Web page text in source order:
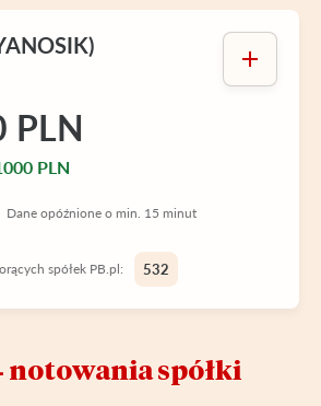
PLN
PLN
Dane opóźnione o min. 15 minut
spółek PB.pl: 532
notowania spółki